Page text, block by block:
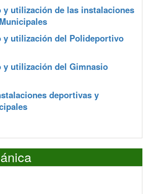
y utilización de las instalaciones
y utilización del Polideportivo
y utilización del Gimnasio
deportivas y